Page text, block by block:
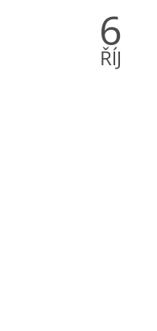
6
ŘÍJ